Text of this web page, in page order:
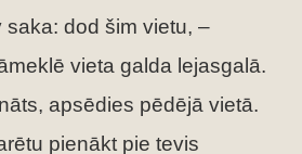
saka: dod šim vietu, –
vieta galda lejasgalā.
apsēdies pēdējā vietā.
pienākt pie tevis